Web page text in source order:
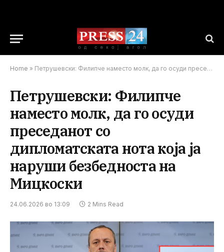
Home » Петрушевски: Филипче наместо молк, да го осуди преседанот со дипломатската нота која ја наруши безбедноста на Мицкоски
Петрушевски: Филипче
наместо молк, да го осуди
преседанот со
дипломатската нота која ја
наруши безбедноста на
Мицкоски
24.06.2026 во 13:09 2 Mins Read